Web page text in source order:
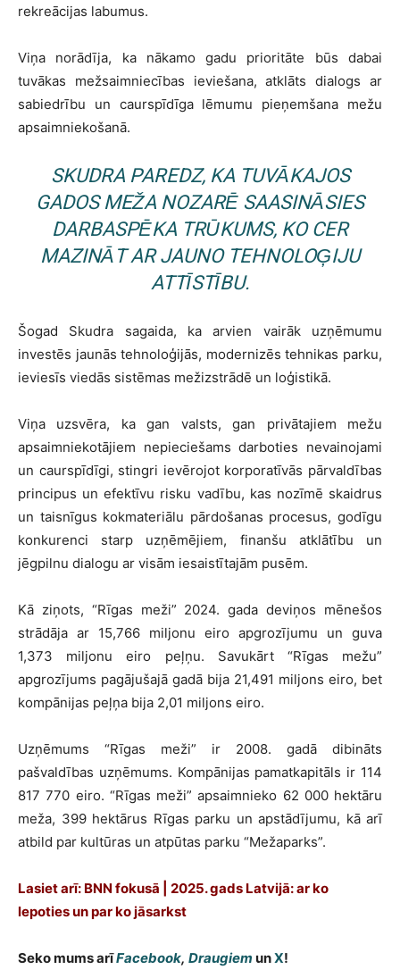
rekreācijas labumus.
Viņa norādīja, ka nākamo gadu prioritāte būs dabai
tuvākas mežsaimniecības ieviešana, atklāts dialogs ar
sabiedrību un caurspīdīga lēmumu pieņemšana mežu
apsaimniekošanā.
SKUDRA PAREDZ, KA TUVĀKAJOS
GADOS MEŽA NOZARĒ SAASINĀSIES
DARBASPĒKA TRŪKUMS, KO CER
MAZINĀT AR JAUNO TEHNOLOĢIJU
ATTĪSTĪBU.
Šogad Skudra sagaida, ka arvien vairāk uzņēmumu
investēs jaunās tehnoloģijās, modernizēs tehnikas parku,
ieviesīs viedās sistēmas mežizstrādē un loģistikā.
Viņa uzsvēra, ka gan valsts, gan privātajiem mežu
apsaimniekotājiem nepieciešams darboties nevainojami
un caurspīdīgi, stingri ievērojot korporatīvās pārvaldības
principus un efektīvu risku vadību, kas nozīmē skaidrus
un taisnīgus kokmateriālu pārdošanas procesus, godīgu
konkurenci starp uzņēmējiem, finanšu atklātību un
jēgpilnu dialogu ar visām iesaistītajām pusēm.
Kā ziņots, “Rīgas meži” 2024. gada deviņos mēnešos
strādāja ar 15,766 miljonu eiro apgrozījumu un guva
1,373 miljonu eiro peļņu. Savukārt “Rīgas mežu”
apgrozījums pagājušajā gadā bija 21,491 miljons eiro, bet
kompānijas peļņa bija 2,01 miljons eiro.
Uzņēmums “Rīgas meži” ir 2008. gadā dibināts
pašvaldības uzņēmums. Kompānijas pamatkapitāls ir 114
817 770 eiro. “Rīgas meži” apsaimnieko 62 000 hektāru
meža, 399 hektārus Rīgas parku un apstādījumu, kā arī
atbild par kultūras un atpūtas parku “Mežaparks”.
Lasiet arī: BNN fokusā | 2025. gads Latvijā: ar ko
lepoties un par ko jāsarkst
Seko mums arīFacebook, Draugiem unX!